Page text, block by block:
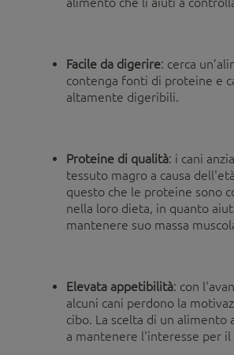
Facile da digerire: cerca
contenga fonti di proteine e
altamente digeribili.
Proteine di qualità: i cani
tessuto magro a causa
questo che le proteine sono
nella loro dieta, in quanto
mantenere suo massa
Elevata appetibilità: con
alcuni cani perdono la
cibo. La scelta di un alimento
a mantenere l'interesse per il